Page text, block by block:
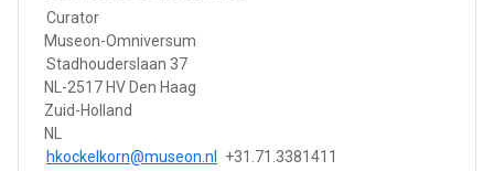
Curator
Museon-Omniversum
Stadhouderslaan 37
NL-2517 HV Den Haag
Zuid-Holland
NL
hkockelkorn@museon.nl
+31.71.3381411